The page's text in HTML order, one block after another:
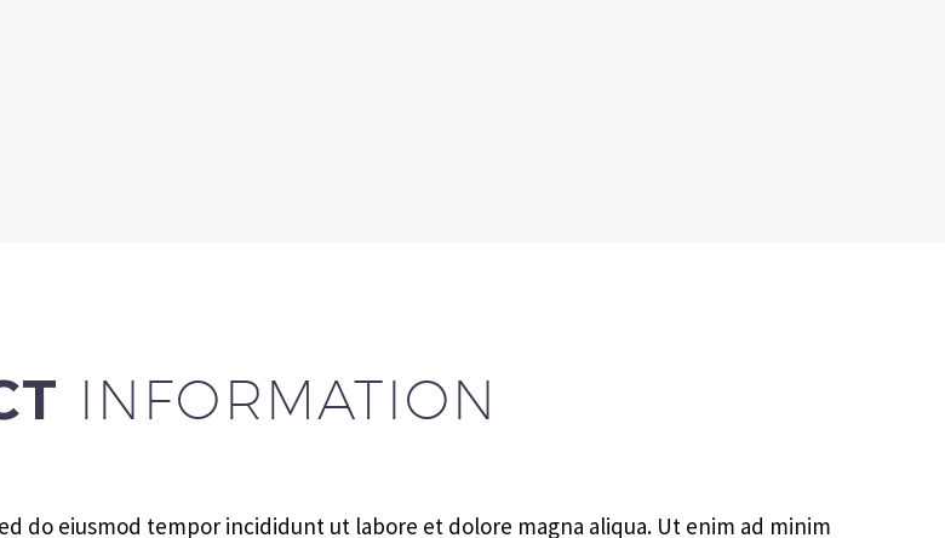
INFORMATION
do eiusmod tempor incididunt ut labore et dolore magna aliqua. Ut enim ad minim